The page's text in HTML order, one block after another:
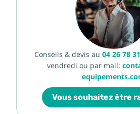
Conseils & devis au 04 26 78
vendredi ou par mail:
Vous souhaitez être